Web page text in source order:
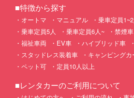
■特徴から探す
オートマ マニュアル 乗車定員
乗車定員5人
乗車定員6人~ 禁煙車
福祉車両
EV車 ハイブリッド車
スタッドレス装着車
キャンピングカ
ペット可
定員10人以上
■レンタカーのご利用について